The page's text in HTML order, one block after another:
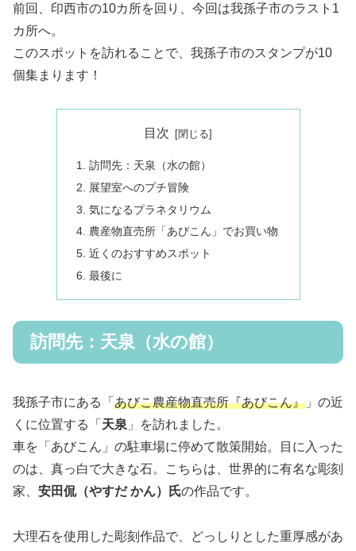
前回、印西市の10カ所を回り、今回は我孫子市のラスト1
カ所へ。
このスポットを訪れることで、我孫子市のスタンプが10
個集まります！
目次
訪問先：天泉（水の館）
展望室へのプチ冒険
気になるプラネタリウム
農産物直売所「あびこん」でお買い物
近くのおすすめスポット
最後に
訪問先：天泉（水の館）
我孫子市にある「 あびこ農産物直売所『あびこん』 」の近
くに位置する「 天泉 」を訪れました。
車を「あびこん」の駐車場に停めて散策開始。目に入った
のは、真っ白で大きな石。こちらは、世界的に有名な彫刻
家、 安田侃（やすだ かん）氏の作品です。
大理石を使用した彫刻作品で、どっしりとした重厚感があ